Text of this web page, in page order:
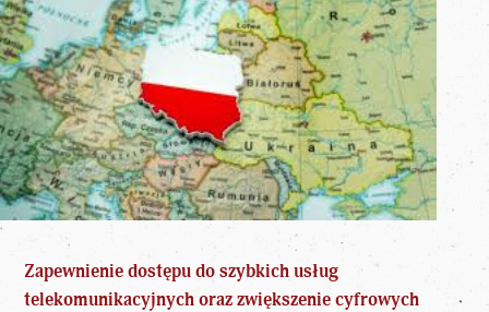
Zapewnienie dostępu do szybkich usług
telekomunikacyjnych oraz zwiększeniecyfrowych